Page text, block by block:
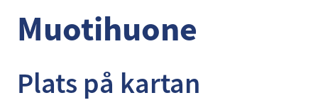
Muotihuone
Plats på kartan